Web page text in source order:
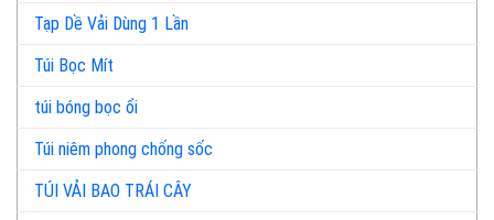
Tạp Dề Vải Dùng 1 Lần
Túi Bọc Mít
túi bóng bọc ổi
Túi niêm phong chống sốc
TÚI VẢI BAO TRÁI CÂY